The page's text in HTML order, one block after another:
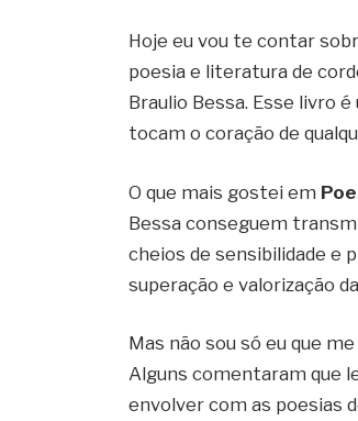
Hoje eu vou te contar
poesia e literatura de
Braulio Bessa. Esse livro
tocam o coração de
O que mais gostei em
Bessa conseguem
cheios de sensibilidade e
superação e valorização
Mas não sou só eu que
Alguns comentaram que
envolver com as poesias